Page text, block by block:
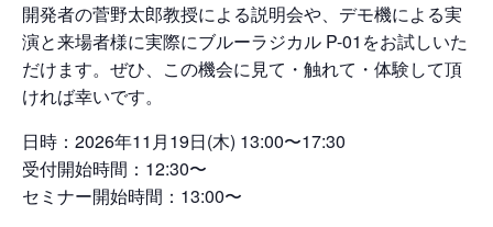
開発者の菅野太郎教授による説明会や、デモ機による実
演と来場者様に実際にブルーラジカル P-01をお試しいた
だけます。ぜひ、この機会に見て・触れて・体験して頂
ければ幸いです。
日時：2026年11月19日(木) 13:00〜17:30
受付開始時間：12:30〜
セミナー開始時間：13:00〜